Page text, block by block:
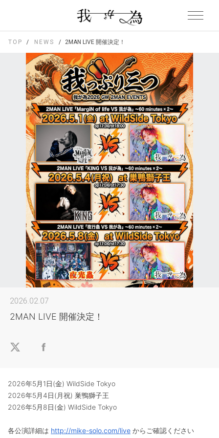
TOP NEWS 2MAN LIVE 開催決定！
2026.02.07
2MAN LIVE 開催決定！
2026年5月1日(金) WildSide Tokyo
2026年5月4日(月祝) 巣鴨獅子王
2026年5月8日(金) WildSide Tokyo
各公演詳細は http://mike-solo.com/live からご確認ください